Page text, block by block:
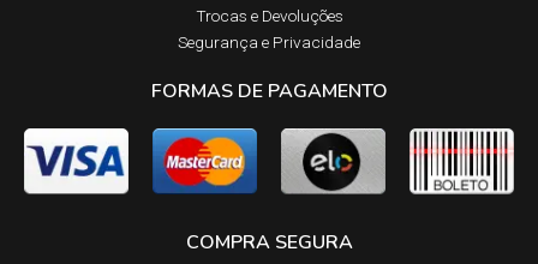
Trocas e Devoluções​
Segurança e Privacidade
FORMAS DE PAGAMENTO
COMPRA SEGURA